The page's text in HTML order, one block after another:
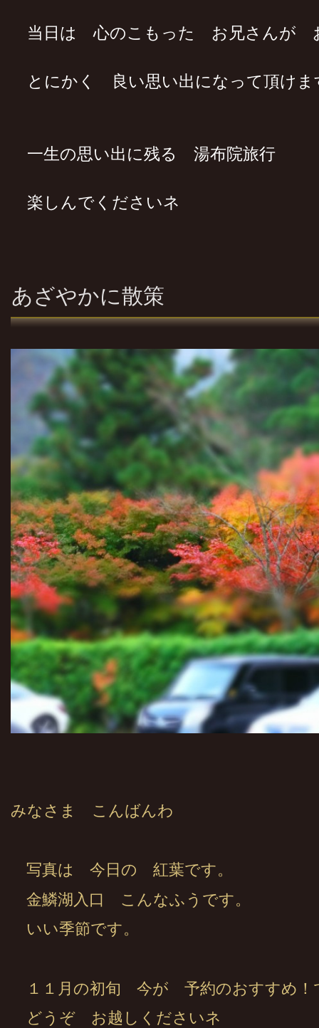
当日は 心のこもった お兄さんが
とにかく 良い思い出になって頂けま
一生の思い出に残る 湯布院旅行
楽しんでくださいネ
あざやかに散策
みなさま こんばんわ
写真は 今日の 紅葉です。
金鱗湖入口 こんなふうです。
いい季節です。
１１月の初旬 今が 予約のおすすめ！
どうぞ お越しくださいネ